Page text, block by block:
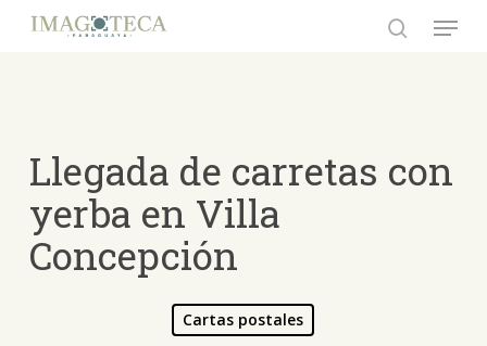
Menu
Llegada de carretas con
yerba en Villa
Concepción
Cartas postales